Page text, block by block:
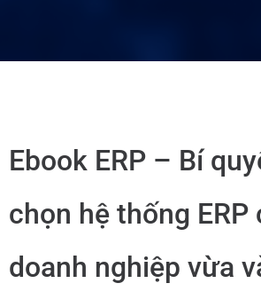
Ebook ERP – Bí
chọn hệ thống ERP
doanh nghiệp vừa